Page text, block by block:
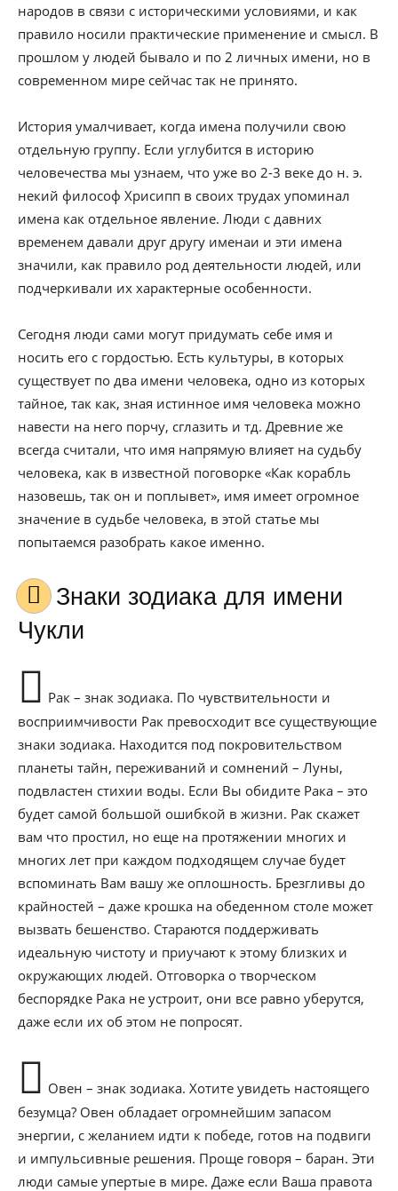
народов в связи с историческими условиями, и как
правило носили практические применение и смысл. В
прошлом у людей бывало и по 2 личных имени, но в
современном мире сейчас так не принято.
История умалчивает, когда имена получили свою
отдельную группу. Если углубится в историю
человечества мы узнаем, что уже во 2-3 веке до н. э.
некий философ Хрисипп в своих трудах упоминал
имена как отдельное явление. Люди с давних
временем давали друг другу именаи и эти имена
значили, как правило род деятельности людей, или
подчеркивали их характерные особенности.
Сегодня люди сами могут придумать себе имя и
носить его с гордостью. Есть культуры, в которых
существует по два имени человека, одно из которых
тайное, так как, зная истинное имя человека можно
навести на него порчу, сглазить и тд. Древние же
всегда считали, что имя напрямую влияет на судьбу
человека, как в известной поговорке «Как корабль
назовешь, так он и поплывет», имя имеет огромное
значение в судьбе человека, в этой статье мы
попытаемся разобрать какое именно.
Знаки зодиака для имени
Чукли
Рак – знак зодиака. По чувствительности и
восприимчивости Рак превосходит все существующие
знаки зодиака. Находится под покровительством
планеты тайн, переживаний и сомнений – Луны,
подвластен стихии воды. Если Вы обидите Рака – это
будет самой большой ошибкой в жизни. Рак скажет
вам что простил, но еще на протяжении многих и
многих лет при каждом подходящем случае будет
вспоминать Вам вашу же оплошность. Брезгливы до
крайностей – даже крошка на обеденном столе может
вызвать бешенство. Стараются поддерживать
идеальную чистоту и приучают к этому близких и
окружающих людей. Отговорка о творческом
беспорядке Рака не устроит, они все равно уберутся,
даже если их об этом не попросят.
Овен – знак зодиака. Хотите увидеть настоящего
безумца? Овен обладает огромнейшим запасом
энергии, с желанием идти к победе, готов на подвиги
и импульсивные решения. Проще говоря – баран. Эти
люди самые упертые в мире. Даже если Ваша правота